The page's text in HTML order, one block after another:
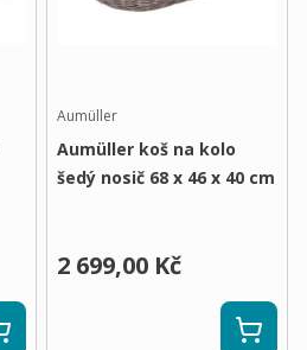
Aumüller
Aumüller koš na kolo
šedý nosič 68 x 46 x 40 cm
2 699,00 Kč